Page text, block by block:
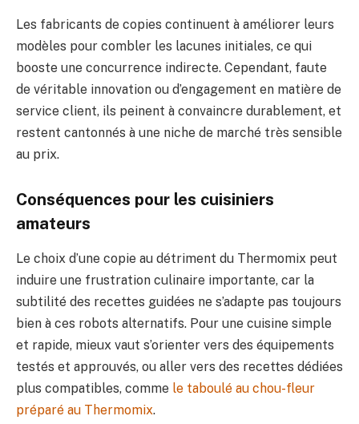
Les fabricants de copies continuent à améliorer leurs
modèles pour combler les lacunes initiales, ce qui
booste une concurrence indirecte. Cependant, faute
de véritable innovation ou d’engagement en matière de
service client, ils peinent à convaincre durablement, et
restent cantonnés à une niche de marché très sensible
au prix.
Conséquences pour les cuisiniers
amateurs
Le choix d’une copie au détriment du Thermomix peut
induire une frustration culinaire importante, car la
subtilité des recettes guidées ne s’adapte pas toujours
bien à ces robots alternatifs. Pour une cuisine simple
et rapide, mieux vaut s’orienter vers des équipements
testés et approuvés, ou aller vers des recettes dédiées
plus compatibles, comme le taboulé au chou-fleur
préparé au Thermomix.